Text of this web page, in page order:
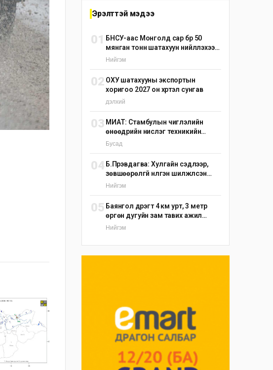
Эрэлттэй мэдээ
01 БНСУ-аас Монголд сар бүр 50
мянган тонн шатахуун нийлүүлэхээр
тохиролцжээ
Нийгэм
02 ОХУ шатахууны экспортын
хоригоо 2027 он хүртэл сунгав
дэлхий
03 МИАТ: Стамбулын чиглэлийн
өнөөдрийн нислэг техникийн
шалтгаанаар цуцлагдлаа
Бусад
04 Б.Пүрэвдагва: Хулгайн сэдлээр,
зөвшөөрөлгүй нүүлгэн шилжүүлсэн
С.Зоригийн хөшөөг өнөөдрийн
Нийгэм
05 Баянгол дүүрэгт 4 км урт, 3 метр
өргөн дугуйн зам тавих ажил
үргэлжилж байна
Нийгэм